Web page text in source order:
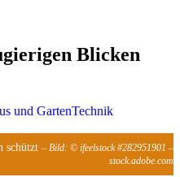
Blicken
und GartenTechnik
schützt – Bild: © ifeelstock #282951901 –
stock.adobe.com